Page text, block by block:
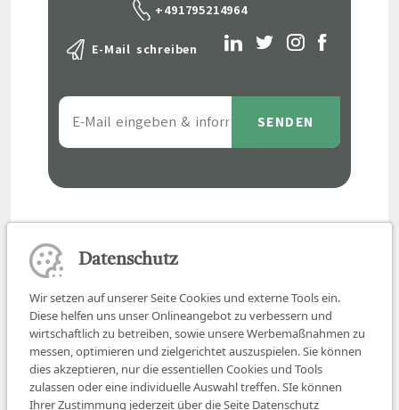
+491795214964
E-Mail schreiben
Job finden
Datenschutz
Wir setzen auf unserer Seite Cookies und externe Tools ein.
Diese helfen uns unser Onlineangebot zu verbessern und
wirtschaftlich zu betreiben, sowie unsere Werbemaßnahmen zu
messen, optimieren und zielgerichtet auszuspielen. Sie können
dies akzeptieren, nur die essentiellen Cookies und Tools
zulassen oder eine individuelle Auswahl treffen. SIe können
Ihrer Zustimmung jederzeit über die Seite Datenschutz